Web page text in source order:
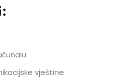
vještine